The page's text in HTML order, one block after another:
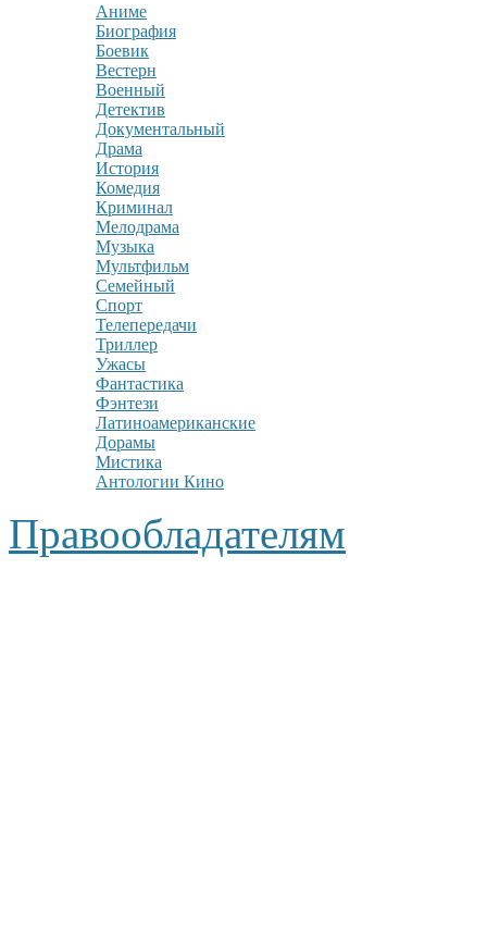
Аниме
Биография
Боевик
Вестерн
Военный
Детектив
Документальный
Драма
История
Комедия
Криминал
Мелодрама
Музыка
Мультфильм
Семейный
Спорт
Телепередачи
Триллер
Ужасы
Фантастика
Фэнтези
Латиноамериканские
Дорамы
Мистика
Антологии Кино
Правообладателям